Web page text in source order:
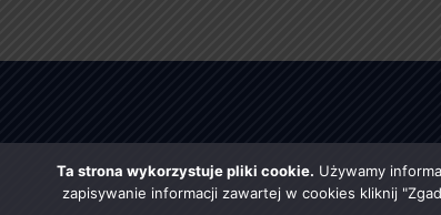
Ta strona wykorzystuje pliki cookie. Używamy
zapisywanie informacji zawartej w cookies kliknij